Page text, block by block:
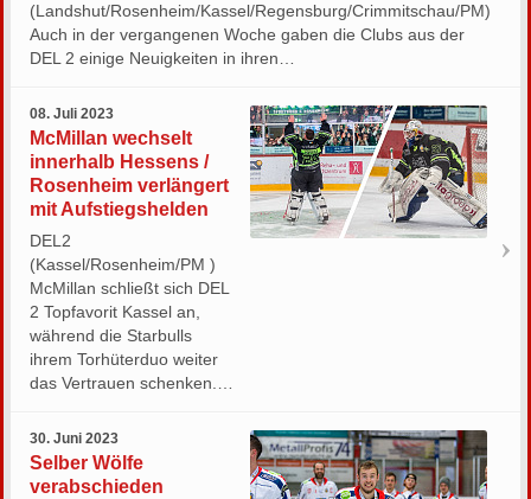
(Landshut/Rosenheim/Kassel/Regensburg/Crimmitschau/PM)
Auch in der vergangenen Woche gaben die Clubs aus der
DEL 2 einige Neuigkeiten in ihren…
08. Juli 2023
McMillan wechselt
innerhalb Hessens /
Rosenheim verlängert
mit Aufstiegshelden
DEL2
(Kassel/Rosenheim/PM )
McMillan schließt sich DEL
2 Topfavorit Kassel an,
während die Starbulls
ihrem Torhüterduo weiter
das Vertrauen schenken.…
30. Juni 2023
Selber Wölfe
verabschieden